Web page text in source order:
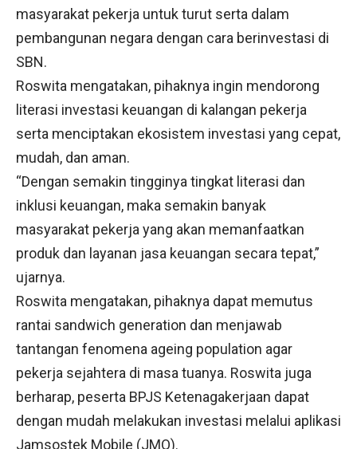
masyarakat pekerja untuk turut serta dalam
pembangunan negara dengan cara berinvestasi di
SBN.
Roswita mengatakan, pihaknya ingin mendorong
literasi investasi keuangan di kalangan pekerja
serta menciptakan ekosistem investasi yang cepat,
mudah, dan aman.
“Dengan semakin tingginya tingkat literasi dan
inklusi keuangan, maka semakin banyak
masyarakat pekerja yang akan memanfaatkan
produk dan layanan jasa keuangan secara tepat,”
ujarnya.
Roswita mengatakan, pihaknya dapat memutus
rantai sandwich generation dan menjawab
tantangan fenomena ageing population agar
pekerja sejahtera di masa tuanya. Roswita juga
berharap, peserta BPJS Ketenagakerjaan dapat
dengan mudah melakukan investasi melalui aplikasi
Jamsostek Mobile (JMO).